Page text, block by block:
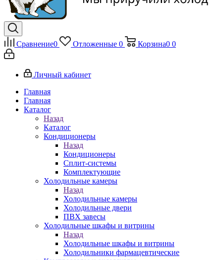
Сравнение0 Отложенные 0 Корзина0 0
Личный кабинет
Главная
Главная
Каталог
Назад
Каталог
Кондиционеры
Назад
Кондиционеры
Сплит-системы
Комплектующие
Холодильные камеры
Назад
Холодильные камеры
Холодильные двери
ПВХ завесы
Холодильные шкафы и витрины
Назад
Холодильные шкафы и витрины
Холодильники фармацевтические